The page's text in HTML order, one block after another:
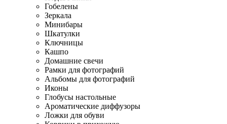
Гобелены
Зеркала
Минибары
Шкатулки
Ключницы
Кашпо
Домашние свечи
Рамки для фотографий
Альбомы для фотографий
Иконы
Глобусы настольные
Ароматические диффузоры
Ложки для обуви